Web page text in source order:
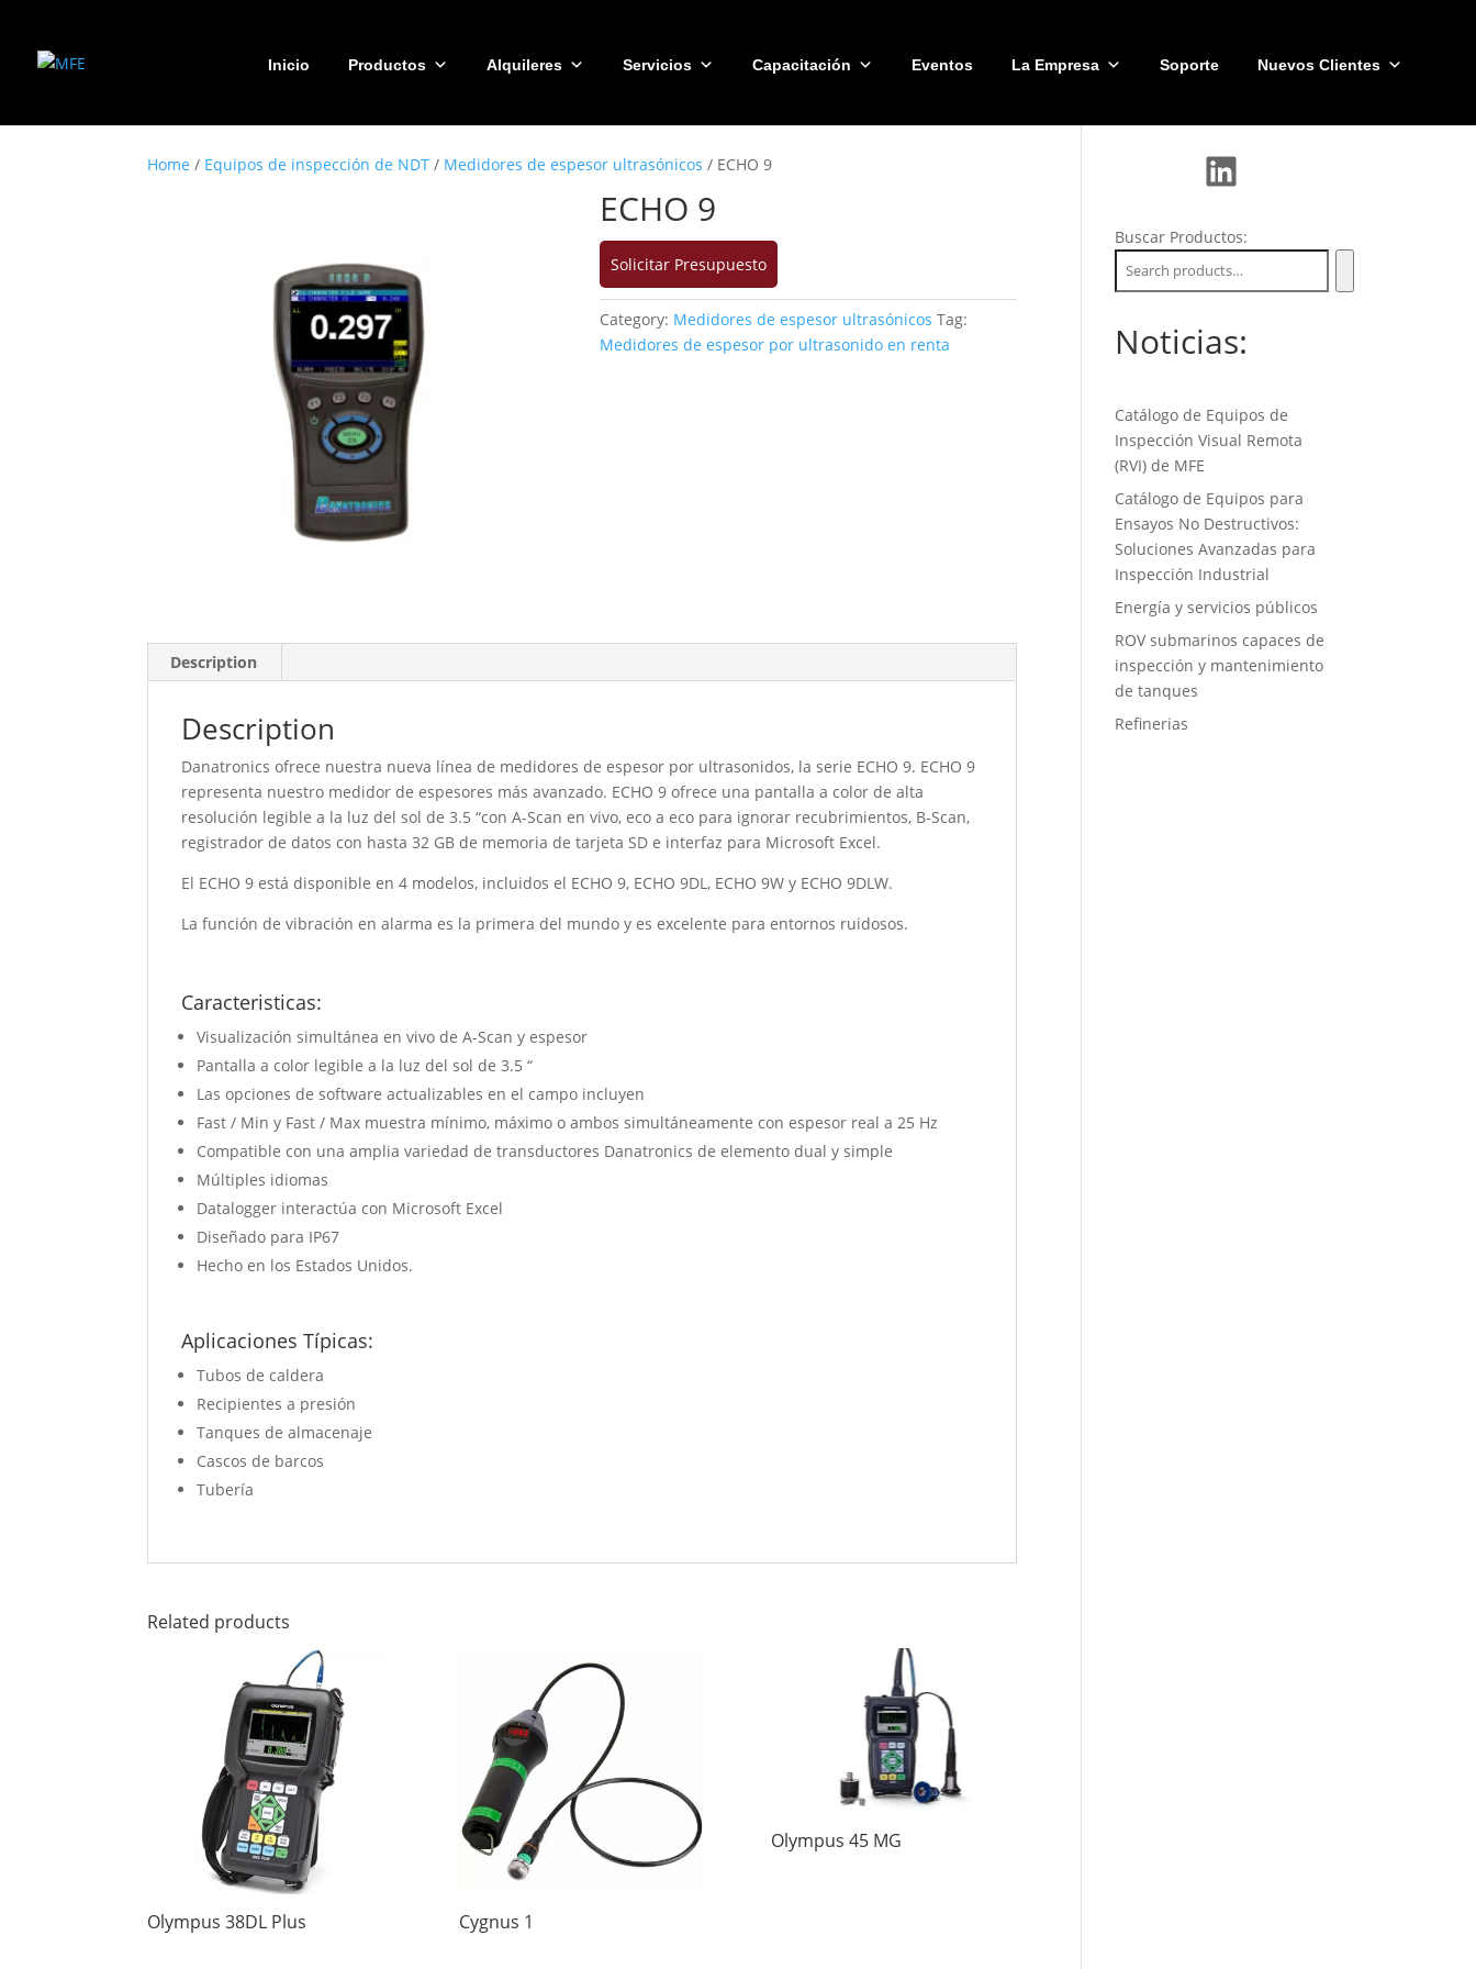
Inicio Productos Alquileres Servicios Capacitación Eventos La Empresa Soporte Nuevos Clientes
Home / Equipos de inspección de NDT / Medidores de espesor ultrasónicos / ECHO 9
ECHO 9
Solicitar Presupuesto
Category: Medidores de espesor ultrasónicos Tag:
Medidores de espesor por ultrasonido en renta
Description
Description
Danatronics ofrece nuestra nueva línea de medidores de espesor por ultrasonidos, la serie ECHO 9. ECHO 9
representa nuestro medidor de espesores más avanzado. ECHO 9 ofrece una pantalla a color de alta
resolución legible a la luz del sol de 3.5 “con A-Scan en vivo, eco a eco para ignorar recubrimientos, B-Scan,
registrador de datos con hasta 32 GB de memoria de tarjeta SD e interfaz para Microsoft Excel.
El ECHO 9 está disponible en 4 modelos, incluidos el ECHO 9, ECHO 9DL, ECHO 9W y ECHO 9DLW.
La función de vibración en alarma es la primera del mundo y es excelente para entornos ruidosos.
Caracteristicas:
Visualización simultánea en vivo de A-Scan y espesor
Pantalla a color legible a la luz del sol de 3.5 “
Las opciones de software actualizables en el campo incluyen
Fast / Min y Fast / Max muestra mínimo, máximo o ambos simultáneamente con espesor real a 25 Hz
Compatible con una amplia variedad de transductores Danatronics de elemento dual y simple
Múltiples idiomas
Datalogger interactúa con Microsoft Excel
Diseñado para IP67
Hecho en los Estados Unidos.
Aplicaciones Típicas:
Tubos de caldera
Recipientes a presión
Tanques de almacenaje
Cascos de barcos
Tubería
Related products
Olympus 38DL Plus Cygnus 1
Olympus 45 MG
LinkedIn
Buscar Productos:
Noticias:
Catálogo de Equipos de
Inspección Visual Remota
(RVI) de MFE
Catálogo de Equipos para
Ensayos No Destructivos:
Soluciones Avanzadas para
Inspección Industrial
Energía y servicios públicos
ROV submarinos capaces de
inspección y mantenimiento
de tanques
Refinerias